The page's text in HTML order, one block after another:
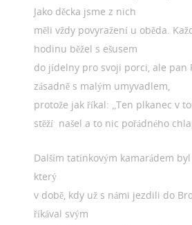
Jako děcka jsme z nich
měli vždy povyražení u oběda.
hodinu běžel s ešusem
do jídelny pro svoji porci, ale pan
zásadně s malým umyvadlem,
protože jak říkal: „Ten plkanec v
stěží našel a to nic pořádného
Dalším tatínkovým kamarádem
který
v době, kdy už s námi jezdili do
říkával svým